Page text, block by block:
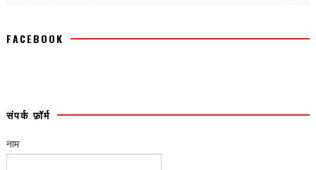
FACEBOOK
संपर्क फ़ॉर्म
नाम